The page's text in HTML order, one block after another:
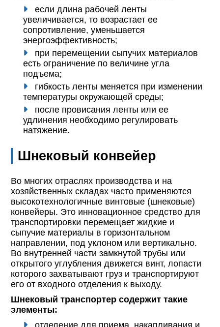
если длина рабочей ленты
увеличивается, то возрастает ее
сопротивление, уменьшается
энергоэффективность;
при перемещении сыпучих материалов
есть ограничение по величине угла
подъема;
гибкость ленты меняется при изменении
температуры окружающей среды;
после провисания ленты или ее
удлинения необходимо регулировать
натяжение.
Шнековый конвейер
Во многих отраслях производства и на
хозяйственных складах часто применяются
высокотехнологичные винтовые (шнековые)
конвейеры. Это инновационное средство для
транспортировки перемещает жидкие и
сыпучие материалы в горизонтальном
направлении, под уклоном или вертикально.
Во внутренней части замкнутой трубы или
открытого углубления движется винт, лопасти
которого захватывают груз и транспортируют
его от входного отделения к выходу.
Шнековый транспортер содержит такие
элементы: